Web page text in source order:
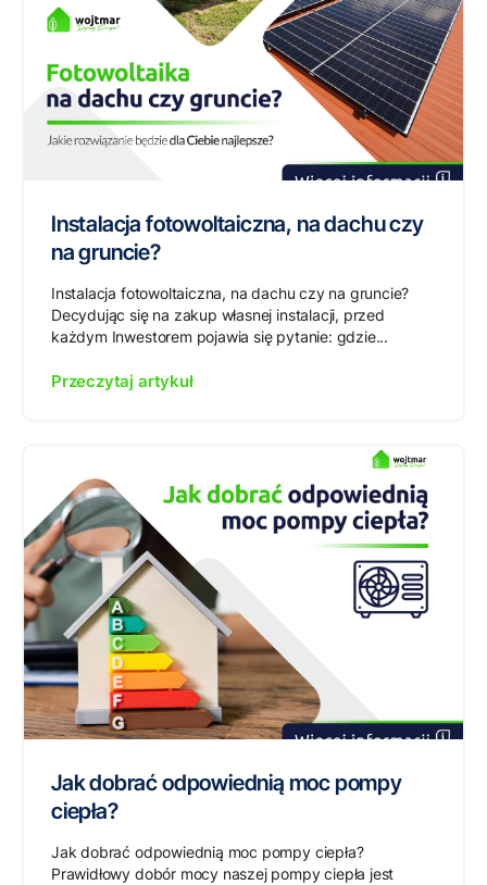
Instalacja fotowoltaiczna, na dachu czy
na gruncie?
Instalacja fotowoltaiczna, na dachu czy na gruncie?
Decydując się na zakup własnej instalacji, przed
każdym Inwestorem pojawia się pytanie: gdzie...
Przeczytaj artykuł
Jak dobrać odpowiednią moc pompy
ciepła?
Jak dobrać odpowiednią moc pompy ciepła?
Prawidłowy dobór mocy naszej pompy ciepła jest